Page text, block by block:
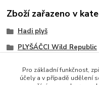
Zboží zařazeno v
Hadi plyš
PLYŠÁČCI Wild Republic
Pro základní funkčnost,
účely a v případě udělení